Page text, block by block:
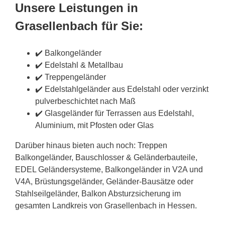
Unsere Leistungen in
Grasellenbach für Sie:
✔️ Balkongeländer
✔️ Edelstahl & Metallbau
✔️ Treppengeländer
✔️ Edelstahlgeländer aus Edelstahl oder verzinkt
pulverbeschichtet nach Maß
✔️ Glasgeländer für Terrassen aus Edelstahl,
Aluminium, mit Pfosten oder Glas
Darüber hinaus bieten auch noch: Treppen
Balkongeländer, Bauschlosser & Geländerbauteile,
EDEL Geländersysteme, Balkongeländer in V2A und
V4A, Brüstungsgeländer, Geländer-Bausätze oder
Stahlseilgeländer, Balkon Absturzsicherung im
gesamten Landkreis von Grasellenbach in Hessen.